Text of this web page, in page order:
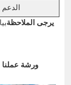
الدعم
يرجى الملاحظة